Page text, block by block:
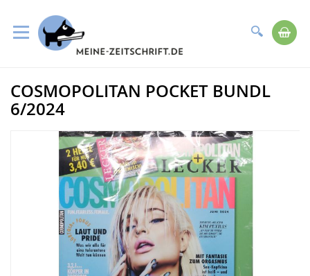
Suche
zum
Inhalt
Zum
Ende
der
Bildergalerie
COSMOPOLITAN POCKET BUNDL
6/2024